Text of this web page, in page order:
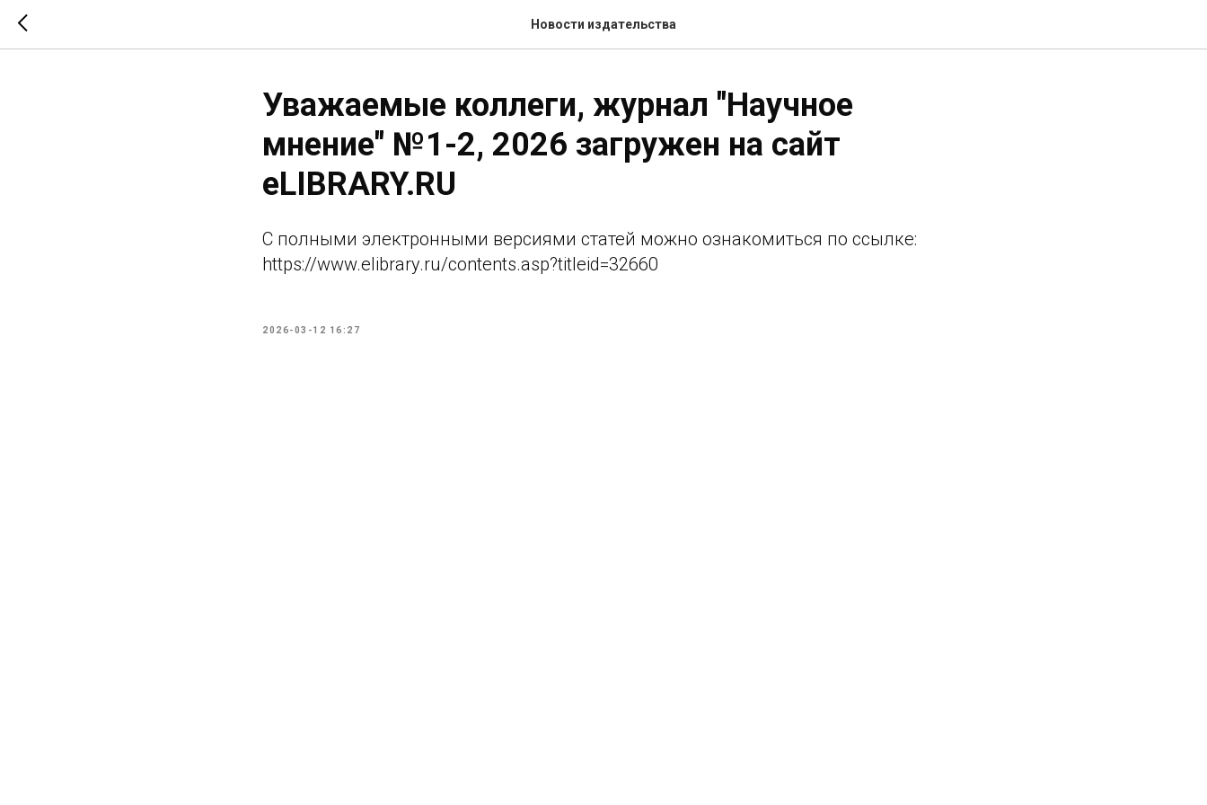
Новости издательства
Уважаемые коллеги, журнал "Научное
мнение" №1-2, 2026 загружен на сайт
eLIBRARY.RU
C полными электронными версиями статей можно ознакомиться по ссылке:
https://www.elibrary.ru/contents.asp?titleid=32660
2026-03-12 16:27